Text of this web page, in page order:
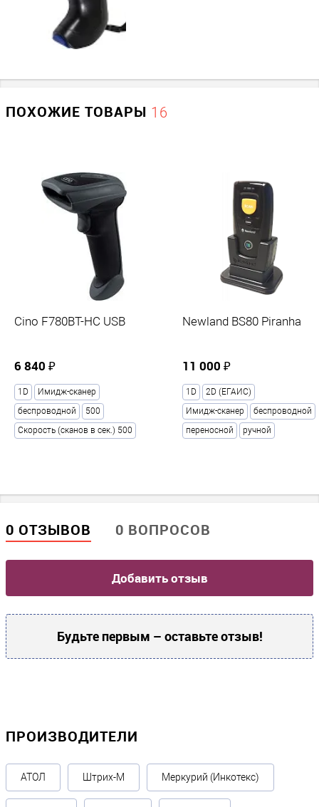
ПОХОЖИЕ ТОВАРЫ 16
Cino F780BT-HC USB
6 840 ₽
1D
Имидж-сканер
беспроводной
500
Скорость (сканов в сек.) 500
Newland BS80 Piranha
11 000 ₽
1D
2D (ЕГАИС)
Имидж-сканер
беспроводной
переносной
ручной
0 ОТЗЫВОВ 0 ВОПРОСОВ
Добавить отзыв
Будьте первым – оставьте отзыв!
ПРОИЗВОДИТЕЛИ
АТОЛ Штрих-М Меркурий (Инкотекс)